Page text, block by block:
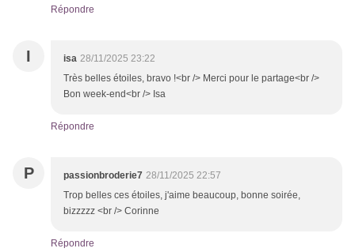
Répondre
I isa 28/11/2025 23:22
Très belles étoiles, bravo !<br /> Merci pour le partage<br />
Bon week-end<br /> Isa
Répondre
P passionbroderie7 28/11/2025 22:57
Trop belles ces étoiles, j'aime beaucoup, bonne soirée,
bizzzzz <br /> Corinne
Répondre